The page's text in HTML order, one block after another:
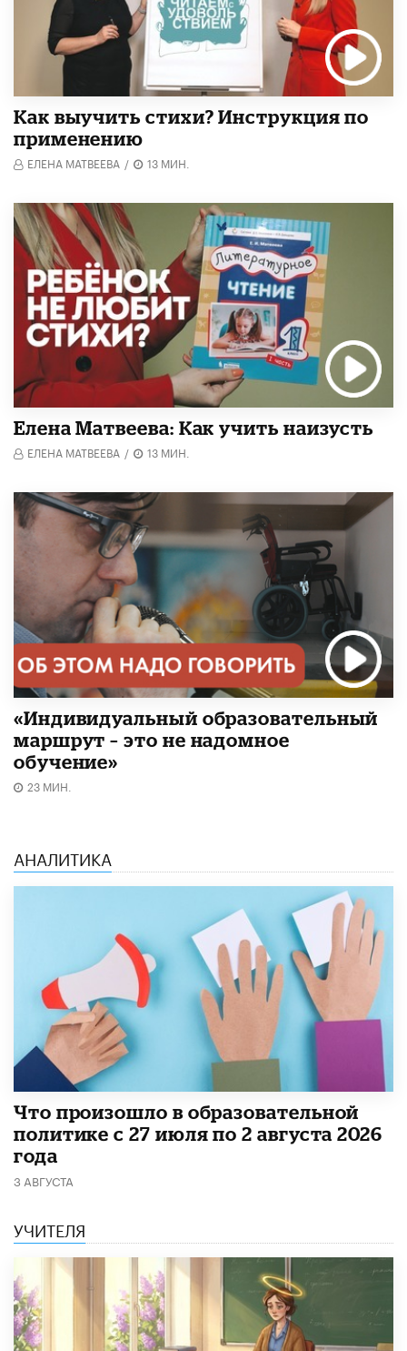
Как выучить стихи? Инструкция по
применению
ЕЛЕНА МАТВЕЕВА / 13 МИН.
Елена Матвеева: Как учить наизусть
ЕЛЕНА МАТВЕЕВА / 13 МИН.
«Индивидуальный образовательный
маршрут – это не надомное
обучение»
23 МИН.
АНАЛИТИКА
​Что произошло в образовательной
политике с 27 июля по 2 августа 2026
года
3 АВГУСТА
УЧИТЕЛЯ